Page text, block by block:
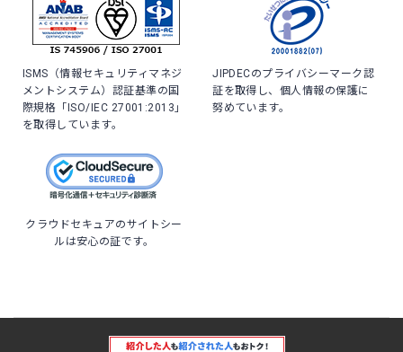
ISMS（情報セキュリティマネジ
メントシステム）認証基準の国
際規格「ISO/IEC 27001:2013」
を取得しています。
JIPDECのプライバシーマーク認
証を取得し、個人情報の保護に
努めています。
クラウドセキュアのサイトシー
ルは安心の証です。